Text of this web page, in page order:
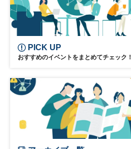
PICK UP
おすすめのイベントをまとめてチェック！